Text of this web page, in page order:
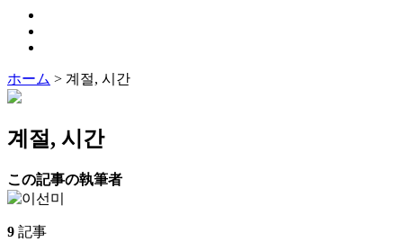
ホーム > 계절, 시간
계절, 시간
この記事の執筆者
9 記事